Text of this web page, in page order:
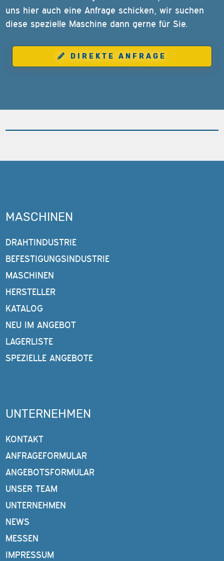
uns hier auch eine Anfrage schicken, wir suchen
diese spezielle Maschine dann gerne für Sie.
DIREKTE ANFRAGE
MASCHINEN
DRAHTINDUSTRIE
BEFESTIGUNGSINDUSTRIE
MASCHINEN
HERSTELLER
KATALOG
NEU IM ANGEBOT
LAGERLISTE
SPEZIELLE ANGEBOTE
UNTERNEHMEN
KONTAKT
ANFRAGEFORMULAR
ANGEBOTSFORMULAR
UNSER TEAM
UNTERNEHMEN
NEWS
MESSEN
IMPRESSUM